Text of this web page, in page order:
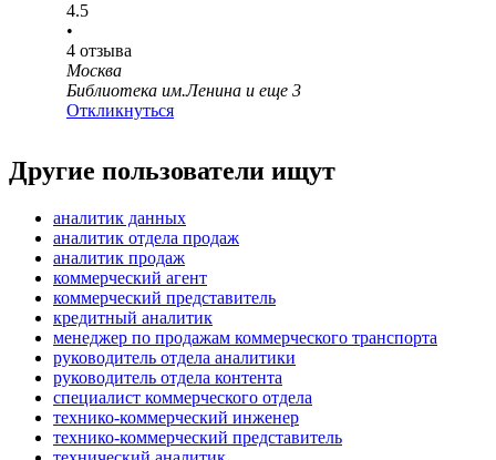
4.5
•
4 отзыва
Москва
Библиотека им.Ленина и еще 3
Откликнуться
Другие пользователи ищут
аналитик данных
аналитик отдела продаж
аналитик продаж
коммерческий агент
коммерческий представитель
кредитный аналитик
менеджер по продажам коммерческого транспорта
руководитель отдела аналитики
руководитель отдела контента
специалист коммерческого отдела
технико-коммерческий инженер
технико-коммерческий представитель